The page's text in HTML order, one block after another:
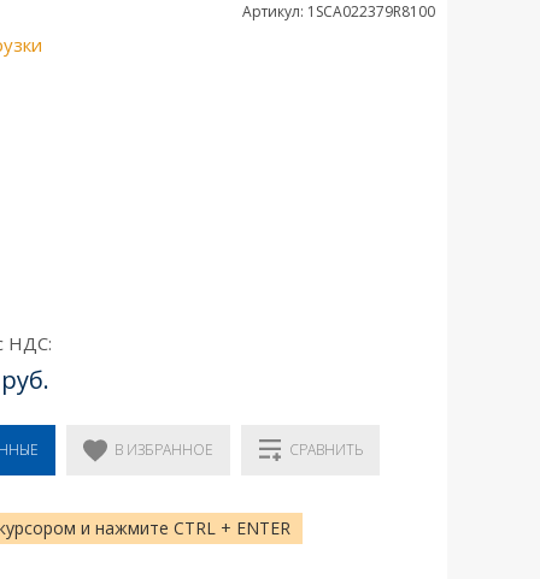
Артикул: 1SCA022379R8100
НДС:
В ИЗБРАННОЕ СРАВНИТЬ
и нажмите CTRL + ENTER